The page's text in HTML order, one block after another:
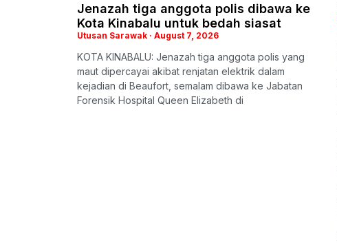
Jenazah tiga anggota polis dibawa ke
Kota Kinabalu untuk bedah siasat
Utusan Sarawak August 7, 2026
KOTA KINABALU: Jenazah tiga anggota polis yang
maut dipercayai akibat renjatan elektrik dalam
kejadian di Beaufort, semalam dibawa ke Jabatan
Forensik Hospital Queen Elizabeth di